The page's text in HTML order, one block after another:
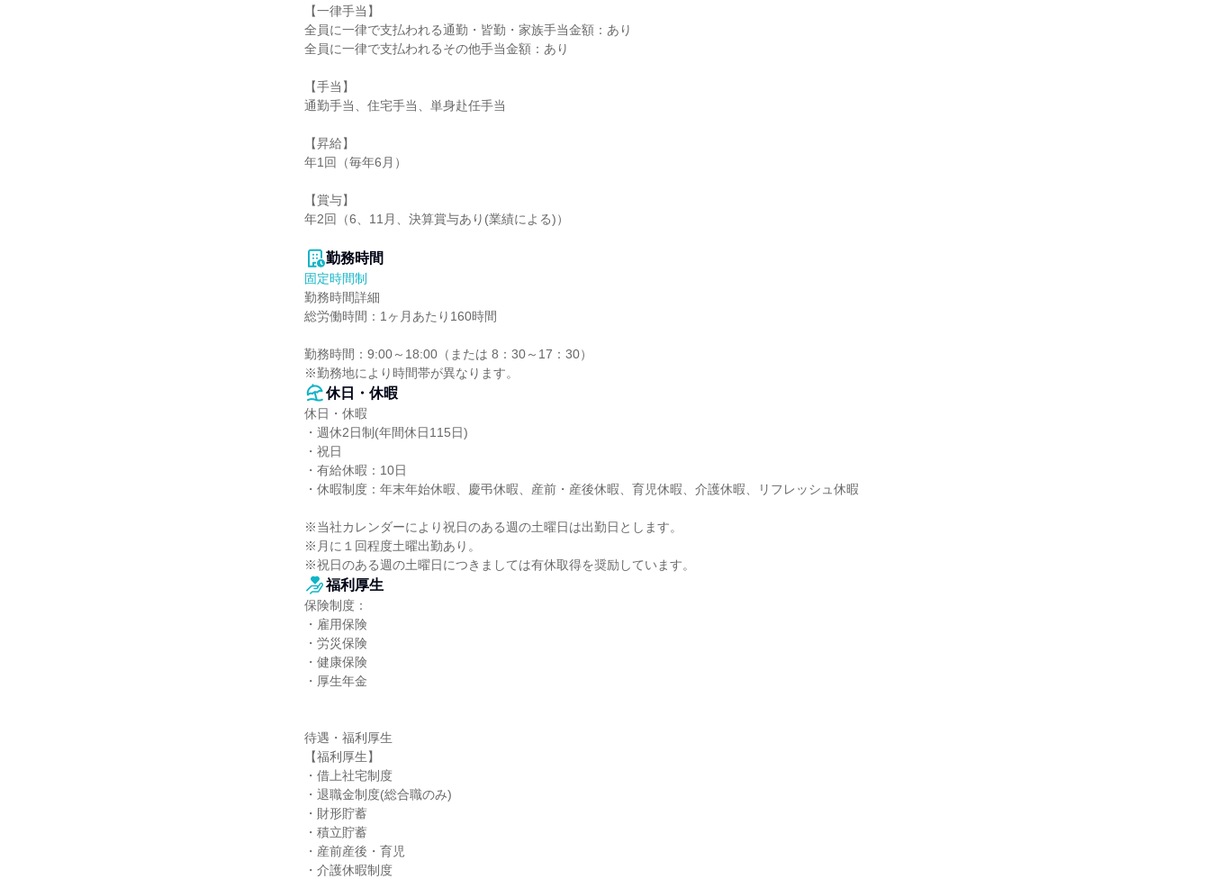
【一律手当】
全員に一律で支払われる通勤・皆勤・家族手当金額：あり
全員に一律で支払われるその他手当金額：あり
【手当】
通勤手当、住宅手当、単身赴任手当
【昇給】
年1回（毎年6月）
【賞与】
年2回（6、11月、決算賞与あり(業績による)）
勤務時間
固定時間制
勤務時間詳細
総労働時間：1ヶ月あたり160時間
勤務時間：9:00～18:00（または 8：30～17：30）
※勤務地により時間帯が異なります。
休日・休暇
休日・休暇
・週休2日制(年間休日115日)
・祝日
・有給休暇：10日
・休暇制度：年末年始休暇、慶弔休暇、産前・産後休暇、育児休暇、介護休暇、リフレッシュ休暇
※当社カレンダーにより祝日のある週の土曜日は出勤日とします。
※月に１回程度土曜出勤あり。
※祝日のある週の土曜日につきましては有休取得を奨励しています。
福利厚生
保険制度：
・雇用保険
・労災保険
・健康保険
・厚生年金
待遇・福利厚生
【福利厚生】
・借上社宅制度
・退職金制度(総合職のみ)
・財形貯蓄
・積立貯蓄
・産前産後・育児
・介護休暇制度